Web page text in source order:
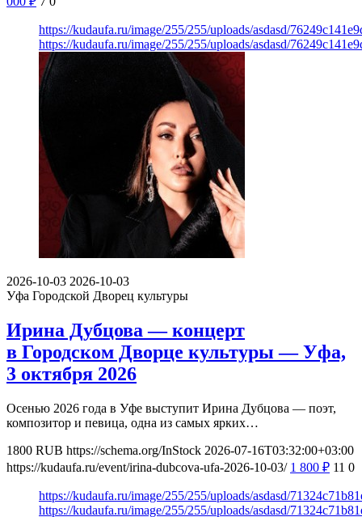
https://kudaufa.ru/image/255/255/uploads/asdasd/
https://kudaufa.ru/image/255/255/uploads/asdasd/
2026-10-03 2026-10-03
Уфа Городской Дворец культуры
Ирина Дубцова — концерт
в Городском Дворце культуры — Уфа,
3 октября 2026
Осенью 2026 года в Уфе выступит Ирина Дубцова — поэт,
композитор и певица, одна из самых ярких…
1800 RUB https://schema.org/InStock 2026-07-16T03:32:00+03:00
https://kudaufa.ru/event/irina-dubcova-ufa-2026-10-03/ 1 800 ₽ 11 0
https://kudaufa.ru/image/255/255/uploads/asdasd/
https://kudaufa.ru/image/255/255/uploads/asdasd/